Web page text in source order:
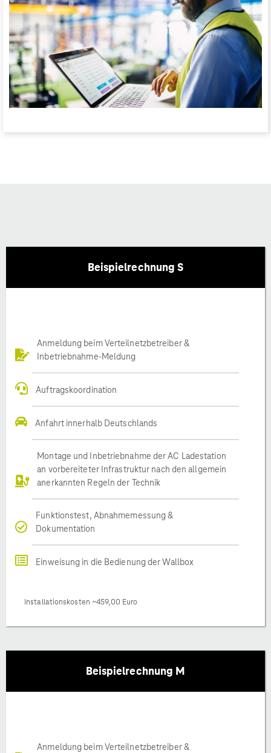
Beispielrechnung S
Anmeldung beim Verteilnetzbetreiber &
Inbetriebnahme-Meldung
Auftragskoordination
Anfahrt innerhalb Deutschlands
Montage und Inbetriebnahme der AC Ladestation
an vorbereiteter Infrastruktur nach den allgemein
anerkannten Regeln der Technik
Funktionstest, Abnahmemessung &
Dokumentation
Einweisung in die Bedienung der Wallbox
Installationskosten ~459,00 Euro
Beispielrechnung M
Anmeldung beim Verteilnetzbetreiber &